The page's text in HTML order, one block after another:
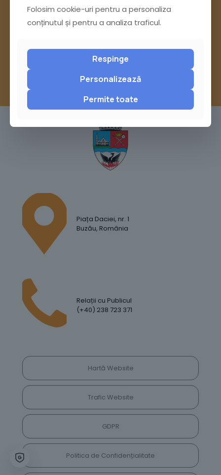
Pagina Contact
Piața Daciei, nr. 1
Buzău, România
Relații cu Publicul
(+40) 238 723 371
Hartă Website
Trafic Website
GDPR
Politica de Confidențialitate
Folosim cookie-uri pentru a personaliza
conținutul și pentru a analiza traficul.
Respinge
Personalizează
Permite toate